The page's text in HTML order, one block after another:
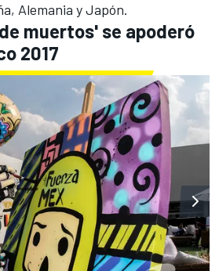
Alemania y Japón.
muertos' se apoderó
2017